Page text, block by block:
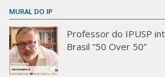
MURAL DO IP
Professor do IPUSP
Brasil “50 Over 50”